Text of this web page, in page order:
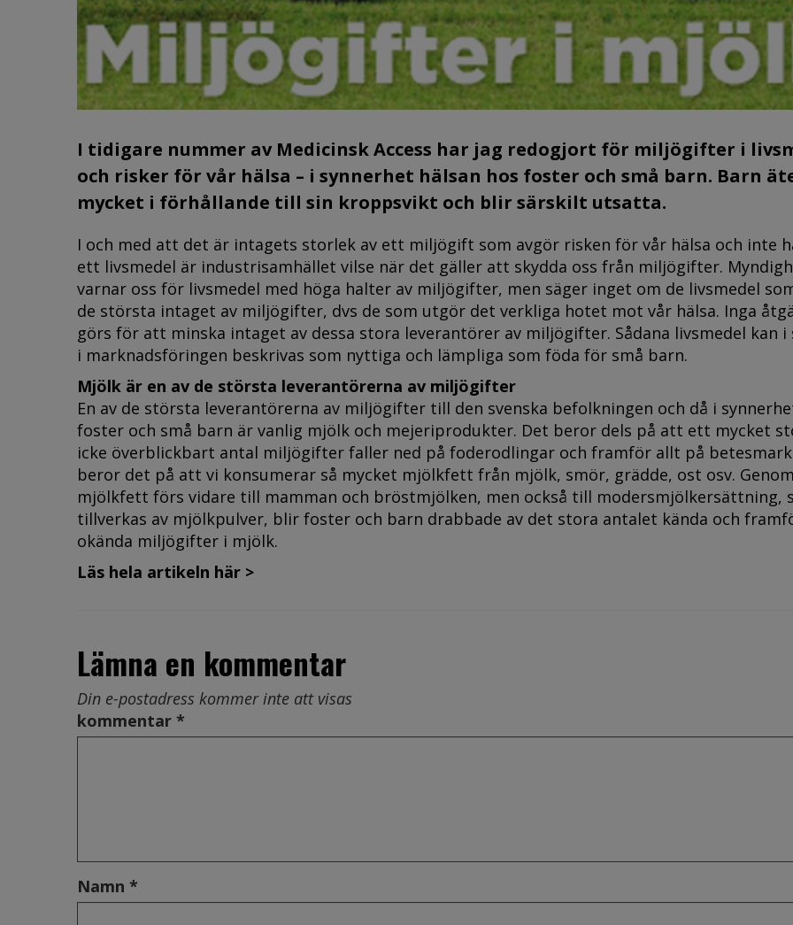
I tidigare nummer av Medicinsk Access har jag redogjort för miljögifter i
och risker för vår hälsa – i synnerhet hälsan hos foster och små barn. Barn
mycket i förhållande till sin kroppsvikt och blir särskilt utsatta.
I och med att det är intagets storlek av ett miljögift som avgör risken för vår hälsa och inte
ett livsmedel är industrisamhället vilse när det gäller att skydda oss från miljögifter.
varnar oss för livsmedel med höga halter av miljögifter, men säger inget om de livsmedel
de största intaget av miljögifter, dvs de som utgör det verkliga hotet mot vår hälsa. Inga
görs för att minska intaget av dessa stora leverantörer av miljögifter. Sådana livsmedel kan
i marknadsföringen beskrivas som nyttiga och lämpliga som föda för små barn.
Mjölk är en av de största leverantörerna av miljögifter
En av de största leverantörerna av miljögifter till den svenska befolkningen och då i
foster och små barn är vanlig mjölk och mejeriprodukter. Det beror dels på att ett mycket
icke överblickbart antal miljögifter faller ned på foderodlingar och framför allt på
beror det på att vi konsumerar så mycket mjölkfett från mjölk, smör, grädde, ost osv.
mjölkfett förs vidare till mamman och bröstmjölken, men också till modersmjölkersättning,
tillverkas av mjölkpulver, blir foster och barn drabbade av det stora antalet kända och
okända miljögifter i mjölk.
Läs hela artikeln här >
Lämna en kommentar
Din e-postadress kommer inte att visas
kommentar *
Namn *